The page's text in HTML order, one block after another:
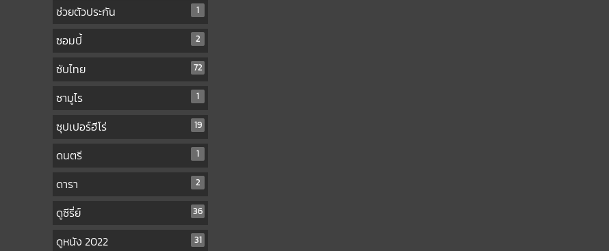
ช่วยตัวประกัน 1
ซอมบี้ 2
ซับไทย 72
ซามูไร 1
ซุปเปอร์ฮีโร่ 19
ดนตรี 1
ดารา 2
ดูซีรี่ย์ 36
ดูหนัง 2022 31